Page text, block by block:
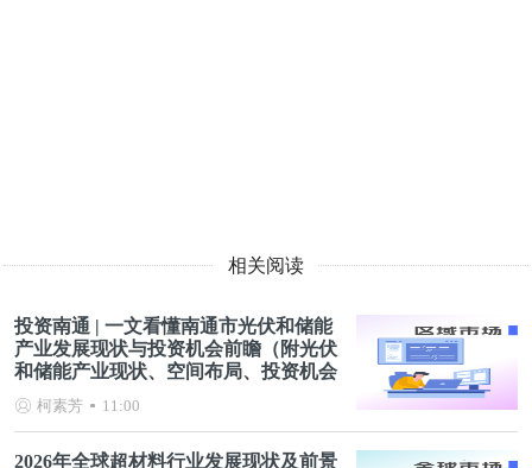
相关阅读
投资南通 | 一文看懂南通市光伏和储能
产业发展现状与投资机会前瞻（附光伏
和储能产业现状、空间布局、投资机会
分析等）
柯素芳 11:00
2026年全球超材料行业发展现状及前景